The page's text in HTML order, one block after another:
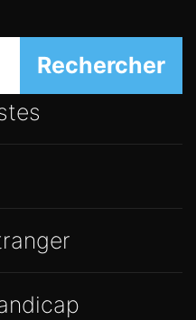
Rechercher